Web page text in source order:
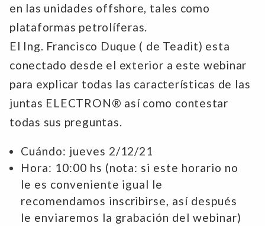
en las unidades offshore, tales como
plataformas petrolíferas.
El Ing. Francisco Duque ( de Teadit) esta
conectado desde el exterior a este webinar
para explicar todas las características de las
juntas ELECTRON® así como contestar
todas sus preguntas.
Cuándo: jueves 2/12/21
Hora: 10:00 hs (nota: si este horario no
le es conveniente igual le
recomendamos inscribirse, así después
le enviaremos la grabación del webinar)